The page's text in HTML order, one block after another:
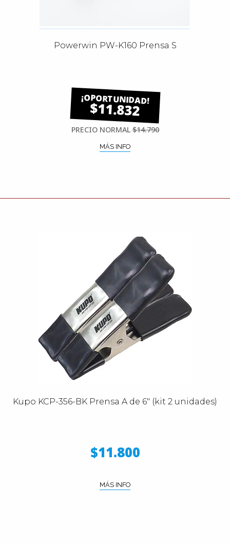
Powerwin PW-K160 Prensa S
$11.832
PRECIO NORMAL$14.790
MÁS INFO
Kupo KCP-356-BK Prensa A de 6" (kit 2 unidades)
$11.800
MÁS INFO